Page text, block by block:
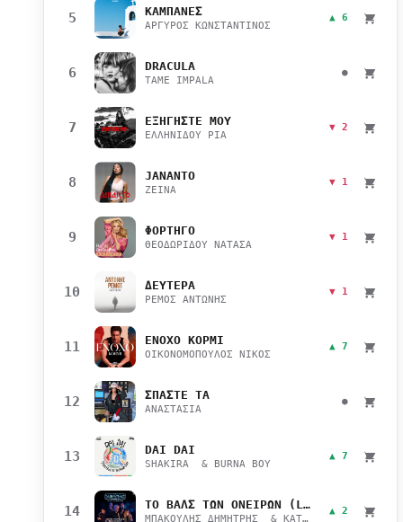
5 ΚΑΜΠΑΝΕΣ
ΑΡΓΥΡΟΣ ΚΩΝΣΤΑΝΤΙΝΟΣ
▲ 6
6 DRACULA
TAME IMPALA
●
7 ΕΞΗΓΗΣΤΕ ΜΟΥ
ΕΛΛΗΝΙΔΟΥ ΡΙΑ
▼ 2
8 JANANTO
ZEINA
▼ 1
9 ΦΟΡΤΗΓΟ
ΘΕΟΔΩΡΙΔΟΥ ΝΑΤΑΣΑ
▼ 1
10 ΔΕΥΤΕΡΑ
ΡΕΜΟΣ ΑΝΤΩΝΗΣ
▼ 1
11 ΕΝΟΧΟ ΚΟΡΜΙ
ΟΙΚΟΝΟΜΟΠΟΥΛΟΣ ΝΙΚΟΣ
▲ 7
12 ΣΠΑΣΤΕ ΤΑ
ΑΝΑΣΤΑΣΙΑ
●
13 DAI DAI
SHAKIRA & BURNA BOY
▲ 7
14 ΤΟ ΒΑΛΣ ΤΩΝ ΟΝΕΙΡΩΝ (LIVE)
ΜΠΑΚΟΥΛΗΣ ΔΗΜΗΤΡΗΣ & ΚΑΤΣΙΜΙΧΑ ΜΑΡΙΑΝΑ
▲ 2